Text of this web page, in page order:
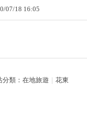
/07/18 16:05
分類： 在地旅遊 花東